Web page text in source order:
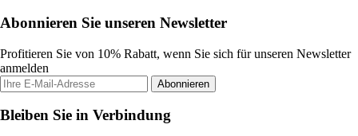
Abonnieren Sie unseren Newsletter
Profitieren Sie von 10% Rabatt, wenn Sie sich für unseren Newsletter
anmelden
Abonnieren
Bleiben Sie in Verbindung